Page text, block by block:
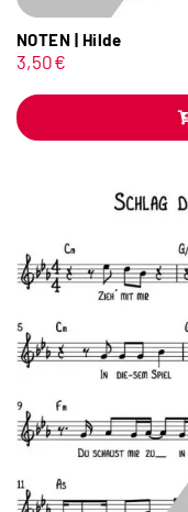
NOTEN | Hilde
3,50€